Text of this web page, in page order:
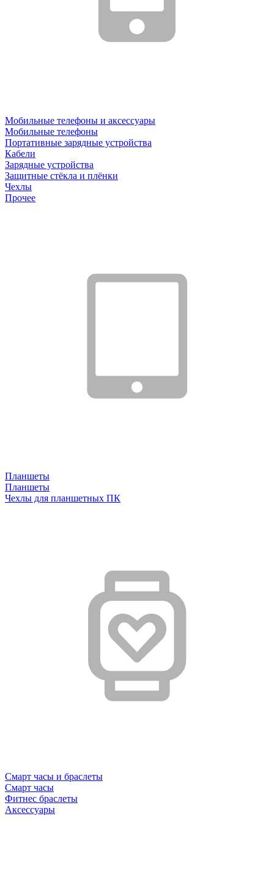
Мобильные телефоны и аксессуары
Мобильные телефоны
Портативные зарядные устройства
Кабели
Зарядные устройства
Защитные стёкла и плёнки
Чехлы
Прочее
Планшеты
Планшеты
Чехлы для планшетных ПК
Смарт часы и браслеты
Смарт часы
Фитнес браслеты
Аксессуары